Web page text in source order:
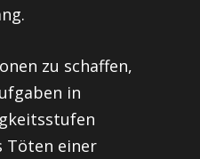
zu schaffen,
in
Töten einer